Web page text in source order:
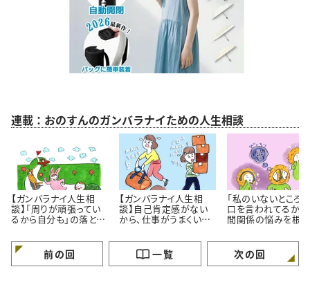
連載：おのすんのガンバラナイための人生相談
【ガンバラナイ人生相
談】「周りが頑張ってい
るから自分も」の落とし
けていますか？
【ガンバラナイ人生相
談】自己肯定感がない
から、仕事がうまくいき
「私のいないところ
口を言われてるかも
間関係の悩みを根っ
ガンバラナイ人生相
前の回 一覧 次の回